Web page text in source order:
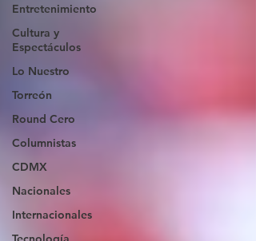
Entretenimiento
Cultura y
Espectáculos
Lo Nuestro
Torreón
Round Cero
Columnistas
CDMX
Nacionales
Internacionales